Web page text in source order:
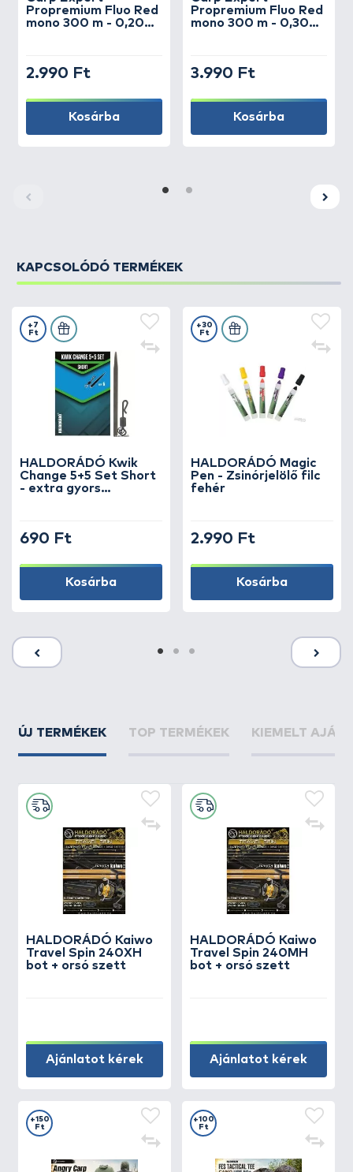
Propremium Fluo Red
mono 300 m - 0,20
2.990 Ft
Kosárba
Propremium Fluo Red
mono 300 m - 0,30
3.990 Ft
Kosárba
KAPCSOLÓDÓ TERMÉKEK
HALDORÁDÓ Kwik
Change 5+5 Set Short
- extra gyors
+7
Ft
690 Ft
Kosárba
HALDORÁDÓ Magic
Pen - Zsinórjelölő filc
fehér
+30
Ft
2.990 Ft
Kosárba
ÚJ TERMÉKEK TOP TERMÉKEK KIEMELT
HALDORÁDÓ Kaiwo
Travel Spin 240XH
bot + orsó szett
Ajánlatot kérek
HALDORÁDÓ Kaiwo
Travel Spin 240MH
bot + orsó szett
Ajánlatot kérek
+150
Ft
+100
Ft